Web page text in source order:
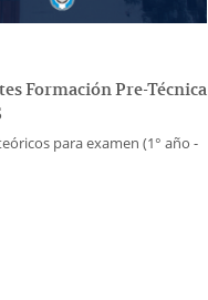
Formación Pre-Técnica
para examen (1° año -